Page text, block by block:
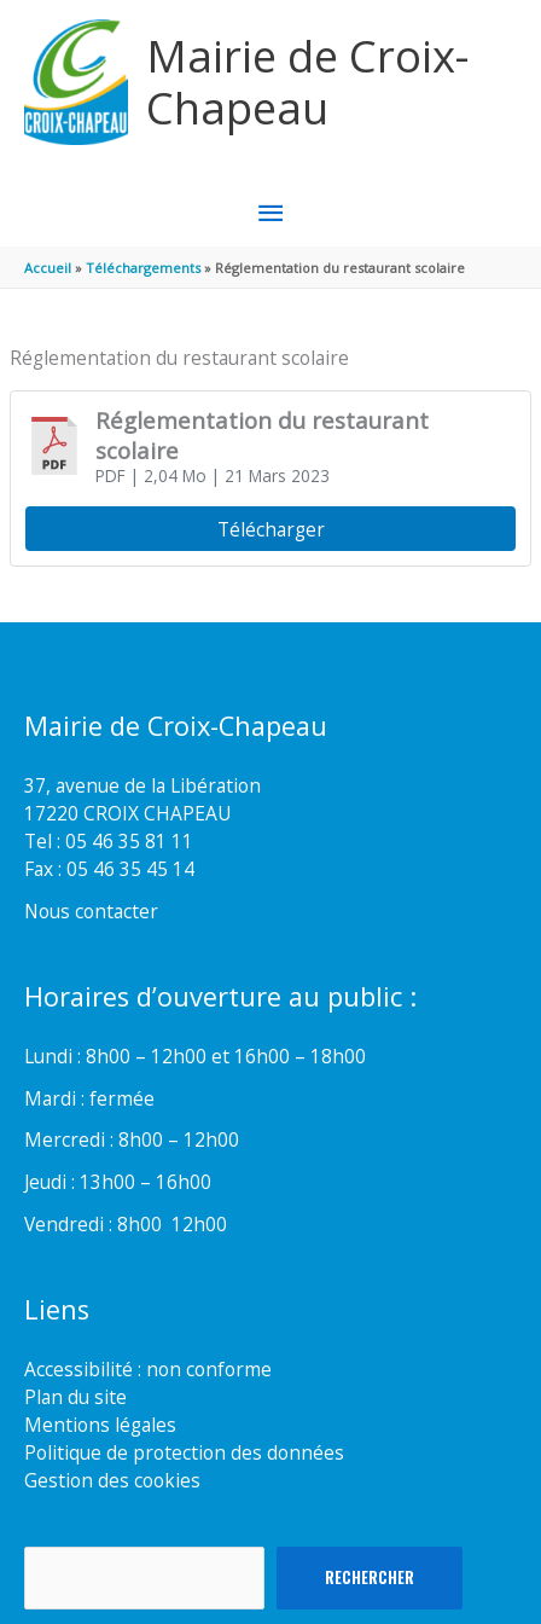
Mairie de Croix-
Chapeau
MENU
PRINCIPAL
Accueil Téléchargements Réglementation du restaurant scolaire
Réglementation du restaurant scolaire
Réglementation du restaurant
scolaire
PDF| 2,04 Mo | 21 Mars 2023
Télécharger
Mairie de Croix-Chapeau
37, avenue de la Libération
17220 CROIX CHAPEAU
Tel : 05 46 35 81 11
Fax : 05 46 35 45 14
Nous contacter
Horaires d’ouverture au public :
Lundi : 8h00 – 12h00 et 16h00 – 18h00
Mardi : fermée
Mercredi : 8h00 – 12h00
Jeudi : 13h00 – 16h00
Vendredi : 8h00  12h00
Liens
Accessibilité : non conforme
Plan du site
Mentions légales
Politique de protection des données
Gestion des cookies
RECHERCHER